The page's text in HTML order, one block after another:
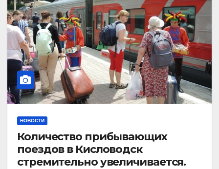
НОВОСТИ
Количество прибывающих
поездов в Кисловодск
стремительно увеличивается.